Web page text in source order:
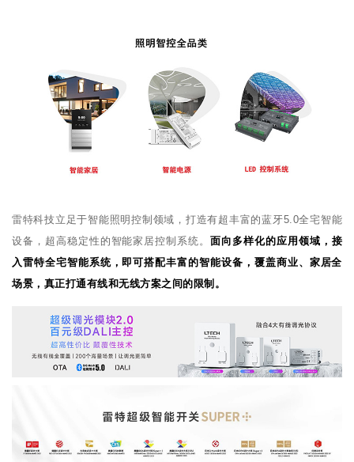
雷特科技立足于智能照明控制领域，打造有超丰富的蓝牙5.0全宅智能
设备，超高稳定性的智能家居控制系统。面向多样化的应用领域，接
入雷特全宅智能系统，即可搭配丰富的智能设备，覆盖商业、家居全
场景，真正打通有线和无线方案之间的限制。